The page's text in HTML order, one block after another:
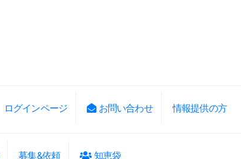
ログインページ お問い合わせ 情報提供の方
募集&依頼 知恵袋